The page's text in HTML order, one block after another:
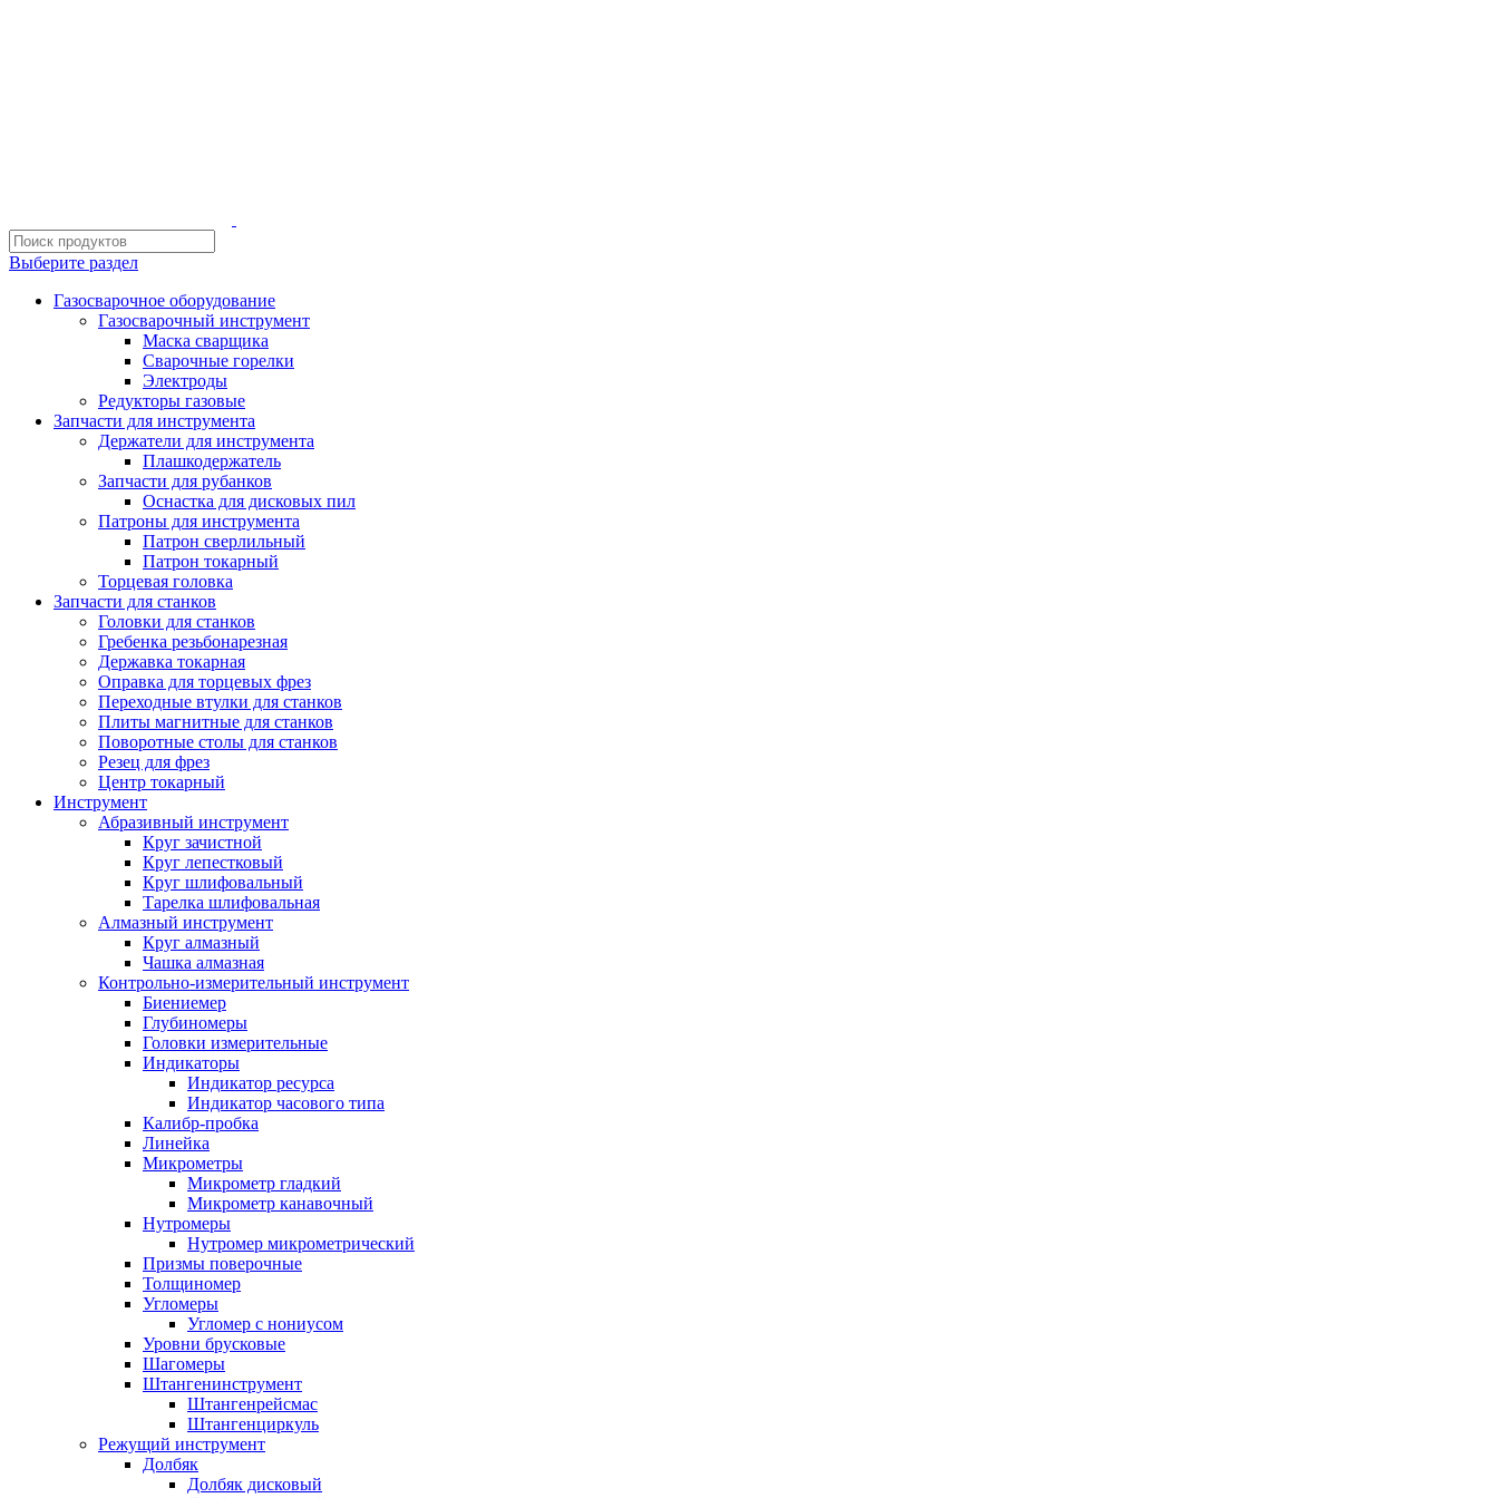
Выберите раздел
Газосварочное оборудование
Газосварочный инструмент
Маска сварщика
Сварочные горелки
Электроды
Редукторы газовые
Запчасти для инструмента
Держатели для инструмента
Плашкодержатель
Запчасти для рубанков
Оснастка для дисковых пил
Патроны для инструмента
Патрон сверлильный
Патрон токарный
Торцевая головка
Запчасти для станков
Головки для станков
Гребенка резьбонарезная
Державка токарная
Оправка для торцевых фрез
Переходные втулки для станков
Плиты магнитные для станков
Поворотные столы для станков
Резец для фрез
Центр токарный
Инструмент
Абразивный инструмент
Круг зачистной
Круг лепестковый
Круг шлифовальный
Тарелка шлифовальная
Алмазный инструмент
Круг алмазный
Чашка алмазная
Контрольно-измерительный инструмент
Биениемер
Глубиномеры
Головки измерительные
Индикаторы
Индикатор ресурса
Индикатор часового типа
Калибр-пробка
Линейка
Микрометры
Микрометр гладкий
Микрометр канавочный
Нутромеры
Нутромер микрометрический
Призмы поверочные
Толщиномер
Угломеры
Угломер с нониусом
Уровни брусковые
Шагомеры
Штангенинструмент
Штангенрейсмас
Штангенциркуль
Режущий инструмент
Долбяк
Долбяк дисковый